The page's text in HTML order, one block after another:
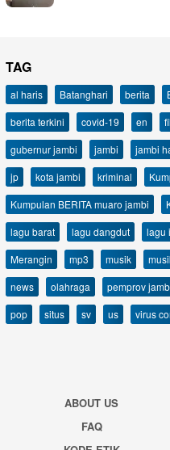
TAG
al haris Batanghari berita
berita terkini
covid-19 en
gubernur jambi
jambi jambi
jp
kota jambi kriminal
Kumpulan BERITA muaro jambi
lagu barat
lagu dangdut lagu
Merangin
mp3 musik
news
olahraga pemprov
pop
situs sv us virus
ABOUT US
FAQ